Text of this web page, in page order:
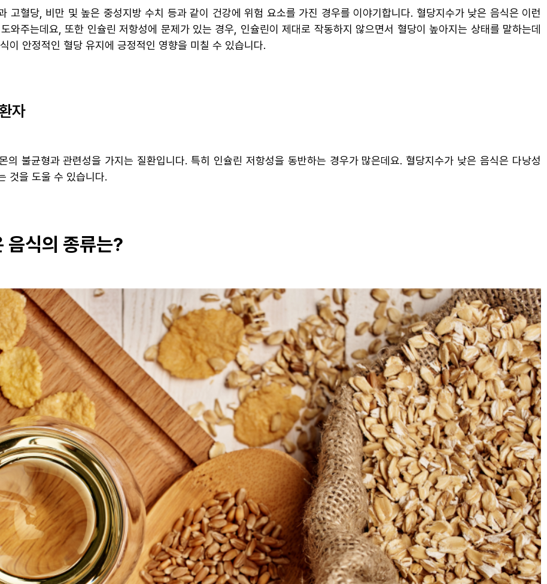
고혈당, 비만 및 높은 중성지방 수치 등과 같이 건강에 위험 요소를 가진 경우를 이야기합니다. 혈당지수가 낮은 음식은 이런
와주는데요, 또한 인슐린 저항성에 문제가 있는 경우, 인슐린이 제대로 작동하지 않으면서 혈당이 높아지는 상태를 말하는데
이 안정적인 혈당 유지에 긍정적인 영향을 미칠 수 있습니다.
자
의 불균형과 관련성을 가지는 질환입니다. 특히 인슐린 저항성을 동반하는 경우가 많은데요. 혈당지수가 낮은 음식은 다낭성
것을 도울 수 있습니다.
음식의 종류는?